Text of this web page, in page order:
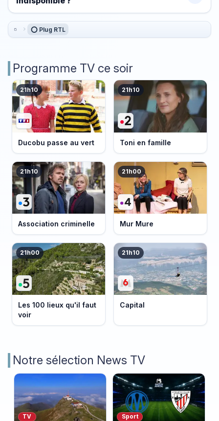
⭕ Plug RTL
Programme TV ce soir
21h10
Ducobu passe au vert
21h10
Toni en famille
21h10
Association criminelle
21h00
Mur Mure
21h00
Les 100 lieux qu'il faut
voir
21h10
Capital
Notre sélection News TV
TV Sport